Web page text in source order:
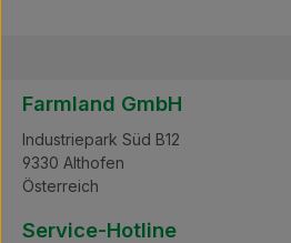
Farmland GmbH
Industriepark Süd B12
9330 Althofen
Österreich
Service-Hotline